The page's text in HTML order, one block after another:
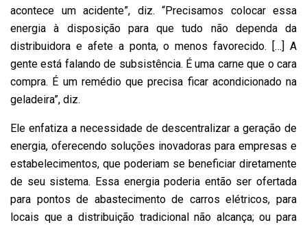
acontece um acidente”, diz. “Precisamos colocar essa
energia à disposição para que tudo não dependa da
distribuidora e afete a ponta, o menos favorecido. […] A
gente está falando de subsistência. É uma carne que o cara
compra. É um remédio que precisa ficar acondicionado na
geladeira”, diz.
Ele enfatiza a necessidade de descentralizar a geração de
energia, oferecendo soluções inovadoras para empresas e
estabelecimentos, que poderiam se beneficiar diretamente
de seu sistema. Essa energia poderia então ser ofertada
para pontos de abastecimento de carros elétricos, para
locais que a distribuição tradicional não alcança; ou para